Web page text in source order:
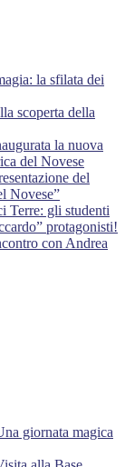
la sfilata dei
scoperta della
la nuova
del Novese
del
Novese”
Terre: gli studenti
protagonisti!
con Andrea
giornata magica